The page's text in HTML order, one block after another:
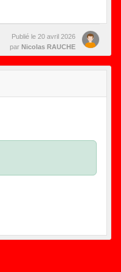
Publié le 20 avril 2026
par Nicolas RAUCHE